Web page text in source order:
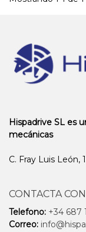
Hispadrive SL es
mecánicas
C. Fray Luis León,
CONTACTA
Telefono: +34 687
Correo: